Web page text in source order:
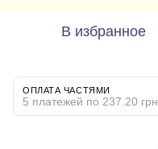
В избранное
ОПЛАТА ЧАСТЯМИ
5 платежей по 237.20 грн